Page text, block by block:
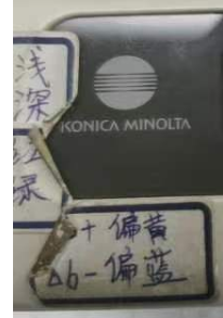
通用仪器产品
配色软件
印刷看样台
条码扫描仪维修